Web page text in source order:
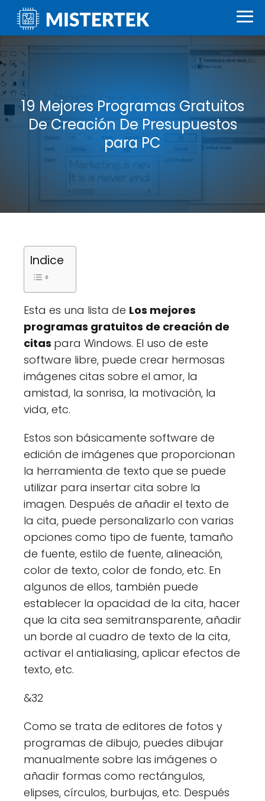
19 Mejores Programas Gratuitos
De Creación De Presupuestos
para PC
Indice
Esta es una lista de Los mejores
programas gratuitos de creación de
citas para Windows. El uso de este
software libre, puede crear hermosas
imágenes citas sobre el amor, la
amistad, la sonrisa, la motivación, la
vida, etc.
Estos son básicamente software de
edición de imágenes que proporcionan
la herramienta de texto que se puede
utilizar para insertar cita sobre la
imagen. Después de añadir el texto de
la cita, puede personalizarlo con varias
opciones como tipo de fuente, tamaño
de fuente, estilo de fuente, alineación,
color de texto, color de fondo, etc. En
algunos de ellos, también puede
establecer la opacidad de la cita, hacer
que la cita sea semitransparente, añadir
un borde al cuadro de texto de la cita,
activar el antialiasing, aplicar efectos de
texto, etc.
&32
Como se trata de editores de fotos y
programas de dibujo, puedes dibujar
manualmente sobre las imágenes o
añadir formas como rectángulos,
elipses, círculos, burbujas, etc. Después